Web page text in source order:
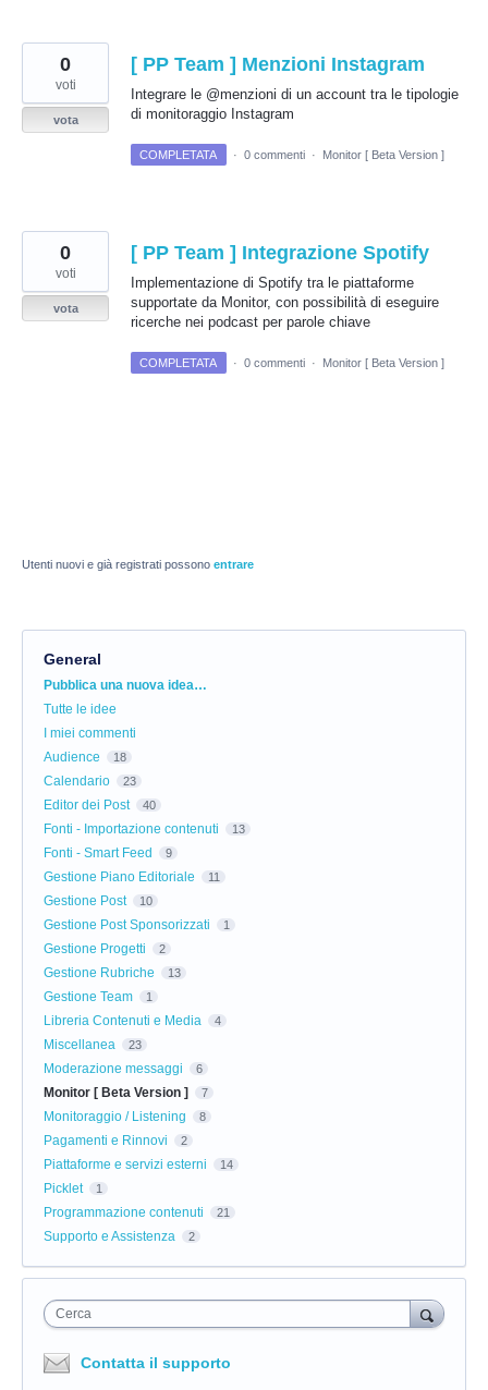
[ PP Team ] Menzioni Instagram
Integrare le @menzioni di un account tra le tipologie
di monitoraggio Instagram
0
voti
vota
COMPLETATA · 0 commenti · Monitor [ Beta Version ]
[ PP Team ] Integrazione Spotify
Implementazione di Spotify tra le piattaforme
supportate da Monitor, con possibilità di eseguire
ricerche nei podcast per parole chiave
0
voti
vota
COMPLETATA · 0 commenti · Monitor [ Beta Version ]
Utenti nuovi e già registrati possono entrare
General
Categorie
Pubblica una nuova idea…
Tutte le idee
I miei commenti
Audience
18
Calendario 23
Editor dei Post 40
Fonti - Importazione contenuti 13
Fonti - Smart Feed 9
Gestione Piano Editoriale 11
Gestione Post 10
Gestione Post Sponsorizzati 1
Gestione Progetti 2
Gestione Rubriche 13
Gestione Team 1
Libreria Contenuti e Media 4
Miscellanea 23
Moderazione messaggi 6
Monitor [ Beta Version ] 7
Monitoraggio / Listening 8
Pagamenti e Rinnovi 2
Piattaforme e servizi esterni 14
Picklet 1
Programmazione contenuti 21
Supporto e Assistenza 2
Cerca
Contatta il supporto